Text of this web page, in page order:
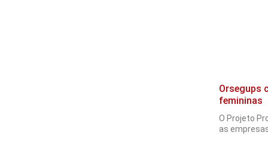
Orsegups
femininas
O Projeto
as